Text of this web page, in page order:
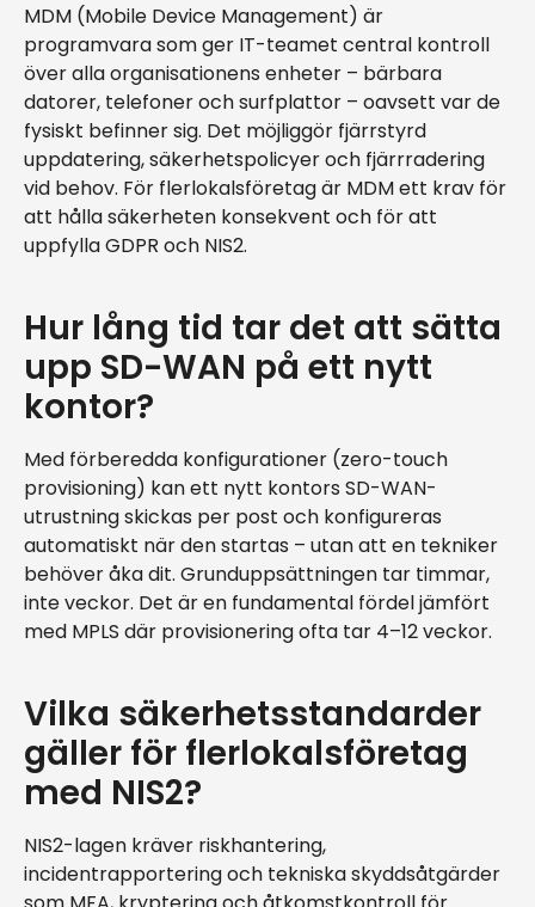
MDM (Mobile Device Management) är
programvara som ger IT-teamet central kontroll
över alla organisationens enheter – bärbara
datorer, telefoner och surfplattor – oavsett var de
fysiskt befinner sig. Det möjliggör fjärrstyrd
uppdatering, säkerhetspolicyer och fjärrradering
vid behov. För flerlokalsföretag är MDM ett krav för
att hålla säkerheten konsekvent och för att
uppfylla GDPR och NIS2.
Hur lång tid tar det att sätta
upp SD-WAN på ett nytt
kontor?
Med förberedda konfigurationer (zero-touch
provisioning) kan ett nytt kontors SD-WAN-
utrustning skickas per post och konfigureras
automatiskt när den startas – utan att en tekniker
behöver åka dit. Grunduppsättningen tar timmar,
inte veckor. Det är en fundamental fördel jämfört
med MPLS där provisionering ofta tar 4–12 veckor.
Vilka säkerhetsstandarder
gäller för flerlokalsföretag
med NIS2?
NIS2-lagen kräver riskhantering,
incidentrapportering och tekniska skyddsåtgärder